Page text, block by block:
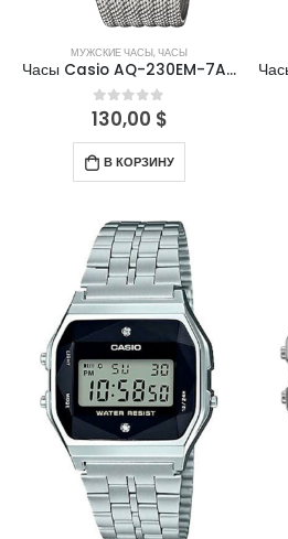
МУЖСКИЕ ЧАСЫ,ЧАСЫ
Часы Casio AQ-230EM-7ADF
0out of 5
130,00 $
В КОРЗИНУ